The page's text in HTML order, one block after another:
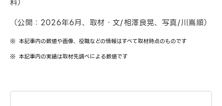
料）
（公開：2026年6月、取材・文/相澤良晃、写真/川嶌順）
本記事内の数値や画像、役職などの情報はすべて取材時点のものです
本記事内の実績は取材先調べによる数値です